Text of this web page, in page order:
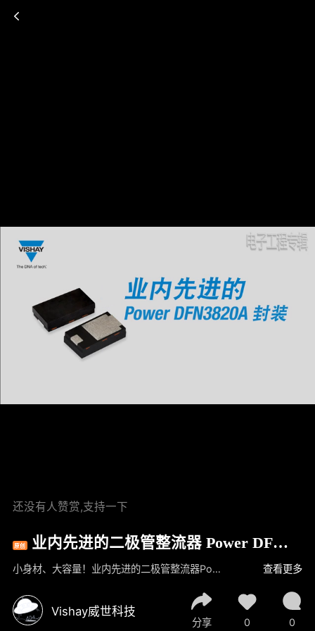
还没有人赞赏,支持一下
原创 业内先进的二极管整流器 Power DFN3
820A 封装
小身材、大容量！业内先进的二极管整流器PowerDFN3820A封装，电流密度比传统SMA（DO-214AC)封装器件高50%，比SMF（DO-219AB）封装器件高12%，为商业、工业、能源和车载应用提供节省空间的高效解决方案，每种产品都有汽车级AEC-Q101认证版本。 查看更多
Vishay威世科技
分享 0 0